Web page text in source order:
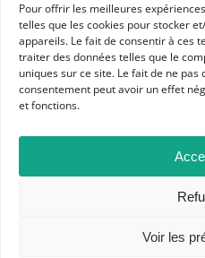
Pour offrir les meilleures
telles que les cookies pour stocker
appareils. Le fait de consentir à ces
traiter des données telles que le
uniques sur ce site. Le fait de ne
consentement peut avoir un effet
et fonctions.
Voir les
Association des
+ 33 0(1)
BP 6541 –